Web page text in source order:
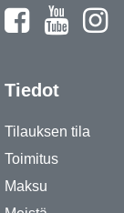
Tiedot
Tilauksen tila
Toimitus
Maksu